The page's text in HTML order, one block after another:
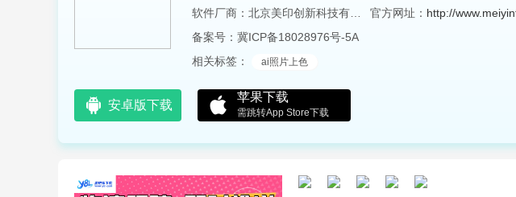
官方网址： http://
备案号： 冀ICP备18028976号-5A
相关标签：
ai照片上色
安卓版下载
苹果下载
需跳转App Store下载